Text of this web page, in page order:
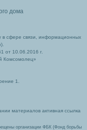
дома
в сфере связи, информационных
от 10.06.2016 г.
Комсомолец»
1.
материалов активная ссылка
организации ФБК (Фонд борьбы